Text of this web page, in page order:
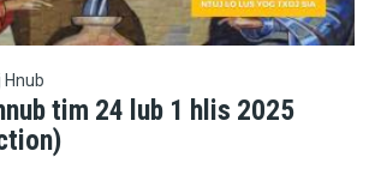
Hnub
tim 24 lub 1 hlis 2025